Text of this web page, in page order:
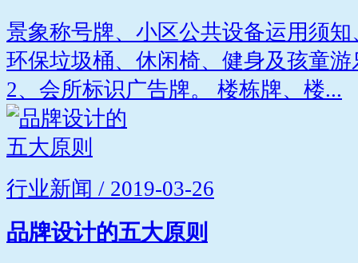
景象称号牌、小区公共设备运用须
环保垃圾桶、休闲椅、健身及孩童
2、会所标识广告牌。 楼栋牌、楼...
行业新闻 / 2019-03-26
品牌设计的五大原则